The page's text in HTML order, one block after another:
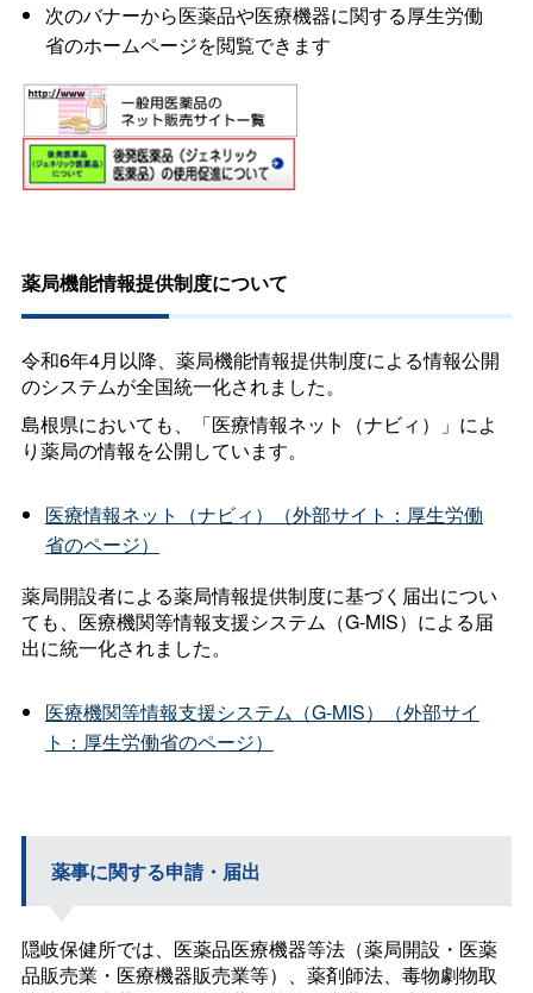
次のバナーから医薬品や医療機器に関する厚生労働
省のホームページを閲覧できます
薬局機能情報提供制度について
令和6年4月以降、薬局機能情報提供制度による情報公開
のシステムが全国統一化されました。
島根県においても、「医療情報ネット（ナビィ）」によ
り薬局の情報を公開しています。
医療情報ネット（ナビィ）（外部サイト：厚生労働
省のページ）
薬局開設者による薬局情報提供制度に基づく届出につい
ても、医療機関等情報支援システム（G-MIS）による届
出に統一化されました。
医療機関等情報支援システム（G-MIS）（外部サイ
ト：厚生労働省のページ）
薬事に関する申請・届出
隠岐保健所では、医薬品医療機器等法（薬局開設・医薬
品販売業・医療機器販売業等）、薬剤師法、毒物劇物取